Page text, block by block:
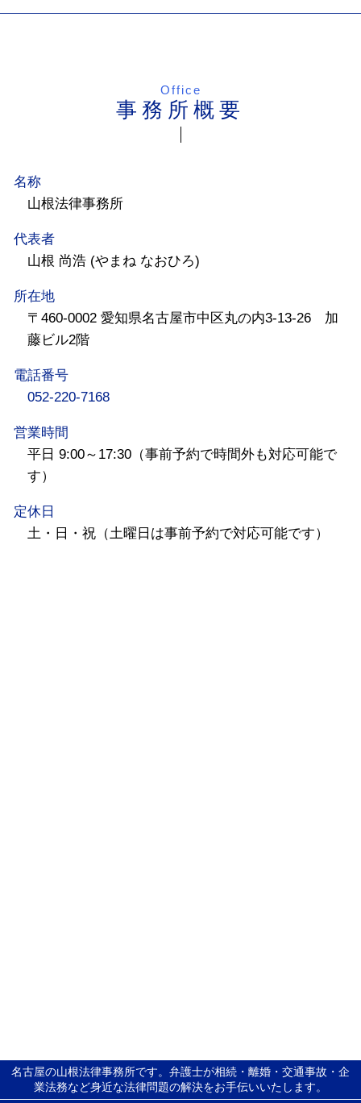
Office
事務所概要
名称
山根法律事務所
代表者
山根 尚浩 (やまね なおひろ)
所在地
〒460-0002 愛知県名古屋市中区丸の内3-13-26 加
藤ビル2階
電話番号
052-220-7168
営業時間
平日 9:00～17:30（事前予約で時間外も対応可能で
す）
定休日
土・日・祝（土曜日は事前予約で対応可能です）
名古屋の山根法律事務所です。弁護士が相続・離婚・交通事故・企
業法務など身近な法律問題の解決をお手伝いいたします。